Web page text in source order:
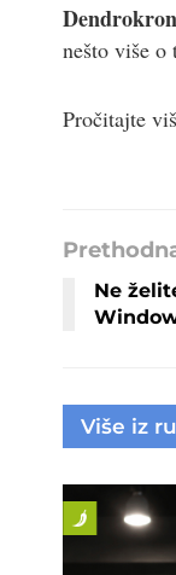
nešto više
Pročitajte
Ne
Više iz